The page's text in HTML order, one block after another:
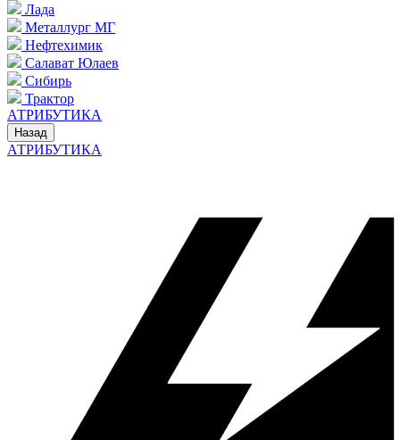
Лада
Металлург МГ
Нефтехимик
Салават Юлаев
Сибирь
Трактор
АТРИБУТИКА
Назад
АТРИБУТИКА